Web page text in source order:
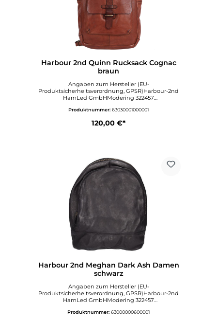
Harbour 2nd Quinn Rucksack Cognac
braun
Angaben zum Hersteller (EU-
Produktsicherheitsverordnung, GPSR)Harbour-2nd
HamLed GmbHModering 322457
ur2nd.de
Produktnummer: 63030001000001
120,00 €*
Harbour 2nd Meghan Dark Ash Damen
schwarz
Angaben zum Hersteller (EU-
Produktsicherheitsverordnung, GPSR)Harbour-2nd
HamLed GmbHModering 322457
ur2nd.de
Produktnummer: 63000000600001